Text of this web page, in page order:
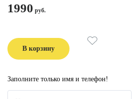
1990
В корзину
Заполните только имя и телефон!